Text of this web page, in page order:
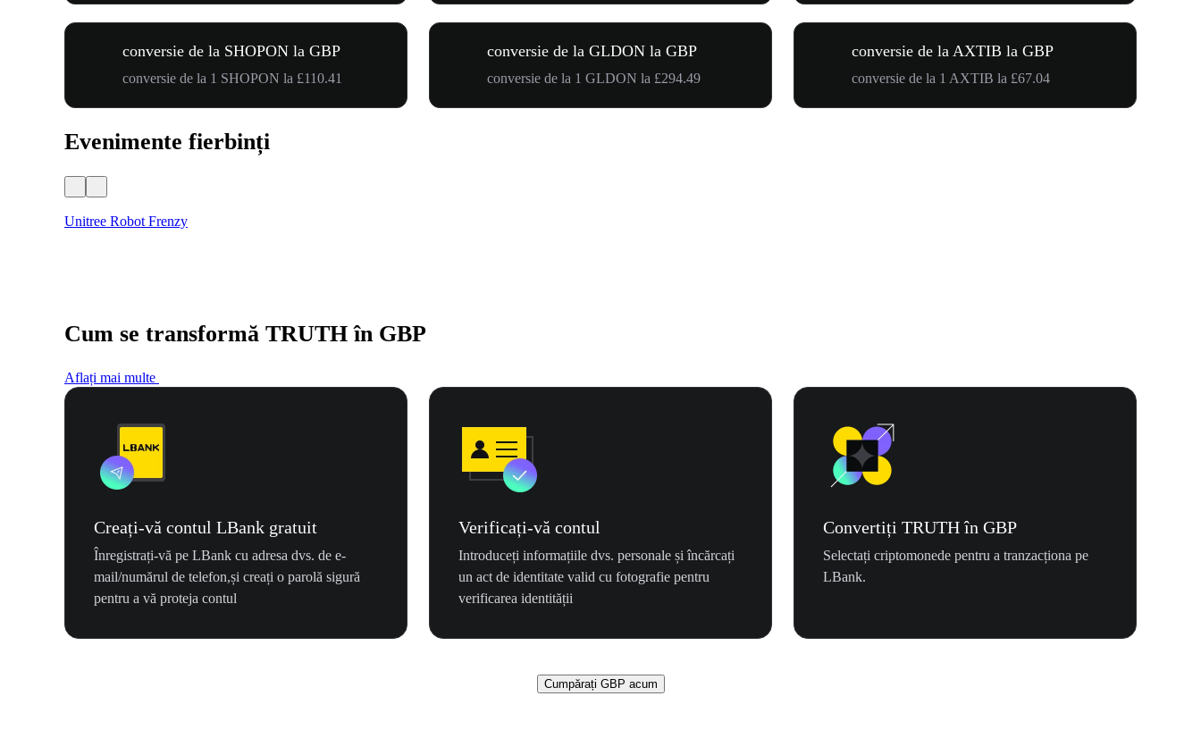
conversie de la SHOPON la GBP
conversie de la 1 SHOPON la £110.41
conversie de la GLDON la GBP
conversie de la 1 GLDON la £294.49
conversie de la AXTIB la GBP
conversie de la 1 AXTIB la £67.04
Evenimente fierbinți
Unitree Robot Frenzy
Cum se transformă TRUTH în GBP
Aflați mai multe
Creați-vă contul LBank gratuit
Înregistrați-vă pe LBank cu adresa dvs. de e-
mail/numărul de telefon,și creați o parolă sigură
pentru a vă proteja contul
Verificați-vă contul
Introduceți informațiile dvs. personale și încărcați
un act de identitate valid cu fotografie pentru
verificarea identității
Convertiți TRUTH în GBP
Selectați criptomonede pentru a tranzacționa pe
LBank.
Cumpărați GBP acum